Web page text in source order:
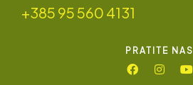
+385 95 560 4131
PRATITE NAS